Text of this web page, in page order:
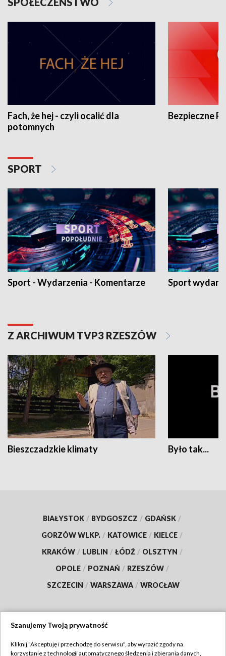
Fach, że hej - czyli ocalić dla
potomnych
Bezpieczne
SPORT
Sport - Wydarzenia - Komentarze Sport
Z ARCHIWUM TVP3 RZESZÓW
Bieszczadzkie klimaty Było tak...
BIAŁYSTOK / BYDGOSZCZ / GDAŃSK /
GORZÓW WLKP. / KATOWICE / KIELCE /
KRAKÓW / LUBLIN / ŁÓDŹ / OLSZTYN /
OPOLE / POZNAŃ / RZESZÓW /
SZCZECIN / WARSZAWA / WROCŁAW
Szanujemy Twoją prywatność
Kliknij "Akceptuję i przechodzę do serwisu", aby wyrazić zgody na
korzystanie z technologii automatycznego śledzenia i zbierania danych,